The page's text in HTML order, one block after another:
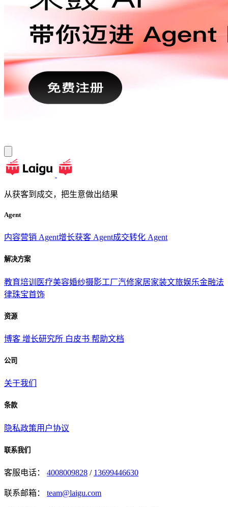
从获客到成交，把生意做出结果
Agent
内容营销 Agent增长获客 Agent成交转化 Agent
解决方案
教育培训 医疗美容婚纱摄影工厂汽修家居家装文旅娱乐金融法
律珠宝首饰
资源
博客 增长研究所 白皮书 帮助文档
公司
关于我们
条款
隐私政策用户协议
联系我们
客服电话： 4008009828 / 13699446630
联系邮箱： team@laigu.com